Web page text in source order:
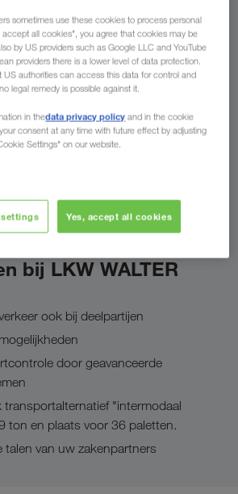
bij LKW WALTER
ook bij deelpartijen
door geavanceerde
transportalternatief "intermodaal
ton en plaats voor 36 paletten.
talen van uw zakenpartners
sometimes use these cookies to process personal
all cookies", you agree that cookies may be
by US providers such as Google LLC and YouTube
providers there is a lower level of data protection.
US authorities can access this data for control and
legal remedy is possible against it.
in thedata privacy policy and in the cookie
consent at any time with future effect by adjusting
Settings" on our website.
Yes, accept all cookies